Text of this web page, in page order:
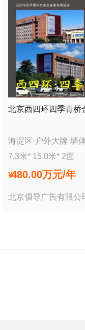
北京西四环四季青桥
海淀区· 户外大牌·墙
7.3米* 15.0米* 2面
¥480.00万元/年
北京倡导广告有限公